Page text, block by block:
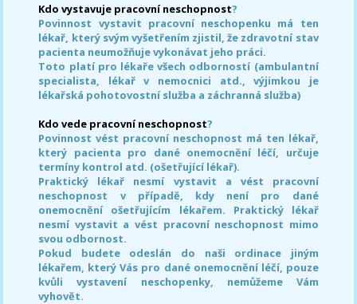
Kdo vystavuje pracovní neschopnost?
Povinnost vystavit pracovní neschopenku má ten
lékař, který svým vyšetřením zjistil, že zdravotní stav
pacienta neumožňuje vykonávat jeho práci.
Toto platí pro lékaře všech odborností (ambulantní
specialista, lékař v nemocnici atd., výjimkou je
lékařská pohotovostní služba a záchranná služba)
Kdo vede pracovní neschopnost?
Povinnost vést pracovní neschopnost má ten lékař,
který pacienta pro dané onemocnění léčí, určuje
termíny kontrol atd. (ošetřující lékař).
Praktický lékař nesmí vystavit a vést pracovní
neschopnost v případě, kdy není pro dané
onemocnění ošetřujícím lékařem. Praktický lékař
nesmí vystavit a vést pracovní neschopnost mimo
svou odbornost.
Pokud budete odeslán do naši ordinace jiným
lékařem, který Vás pro dané onemocnění léčí, pouze
kvůli vystavení neschopenky, nemůžeme Vám
vyhovět.